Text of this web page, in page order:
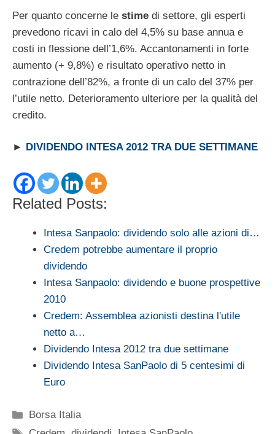
Per quanto concerne le stime di settore, gli esperti
prevedono ricavi in calo del 4,5% su base annua e
costi in flessione dell’1,6%. Accantonamenti in forte
aumento (+ 9,8%) e risultato operativo netto in
contrazione dell’82%, a fronte di un calo del 37% per
l’utile netto. Deterioramento ulteriore per la qualità del
credito.
► DIVIDENDO INTESA 2012 TRA DUE SETTIMANE
Related Posts:
Intesa Sanpaolo: dividendo solo alle azioni di…
Credem potrebbe aumentare il proprio
dividendo
Intesa Sanpaolo: dividendo e buone prospettive
2010
Credem: Assemblea azionisti destina l'utile
netto a…
Dividendo Intesa 2012 tra due settimane
Dividendo Intesa SanPaolo di 5 centesimi di
Euro
Categorie
Borsa Italia
Tag